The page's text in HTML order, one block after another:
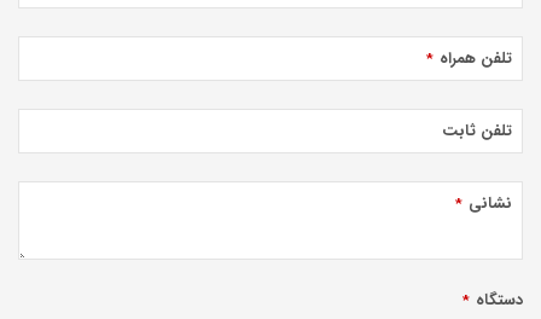
تلفن همراه *
تلفن ثابت
نشانی *
دستگاه *